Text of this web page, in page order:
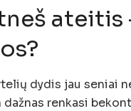
dydis jau seniai
dažnas renkasi